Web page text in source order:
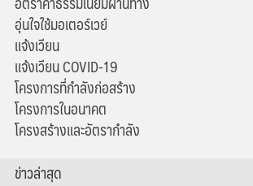
อุ่นใจใช้มอเตอร์เวย์
แจ้งเวียน
แจ้งเวียน COVID-19
โครงการที่กำลังก่อสร้าง
โครงการในอนาคต
โครงสร้างและอัตรากำลัง
ข่าวล่าสุด